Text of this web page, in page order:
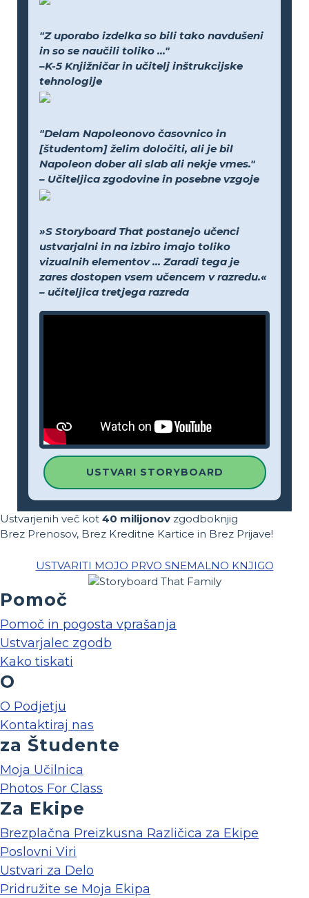
"Z uporabo izdelka so bili tako navdušeni
in so se naučili toliko ..."
–K-5 Knjižničar in učitelj inštrukcijske
tehnologije
"Delam Napoleonovo časovnico in
[študentom] želim določiti, ali je bil
Napoleon dober ali slab ali nekje vmes."
– Učiteljica zgodovine in posebne vzgoje
»S Storyboard That postanejo učenci
ustvarjalni in na izbiro imajo toliko
vizualnih elementov ... Zaradi tega je
zares dostopen vsem učencem v razredu.«
– učiteljica tretjega razreda
USTVARI STORYBOARD
Ustvarjenih več kot 40 milijonov zgodboknjig
Brez Prenosov, Brez Kreditne Kartice in Brez Prijave!
USTVARITI MOJO PRVO SNEMALNO KNJIGO
Pomoč
Pomoč in pogosta vprašanja
Ustvarjalec zgodb
Kako tiskati
O
O Podjetju
Kontaktiraj nas
za Študente
Moja Učilnica
Photos For Class
Za Ekipe
Brezplačna Preizkusna Različica za Ekipe
Poslovni Viri
Ustvari za Delo
Pridružite se Moja Ekipa